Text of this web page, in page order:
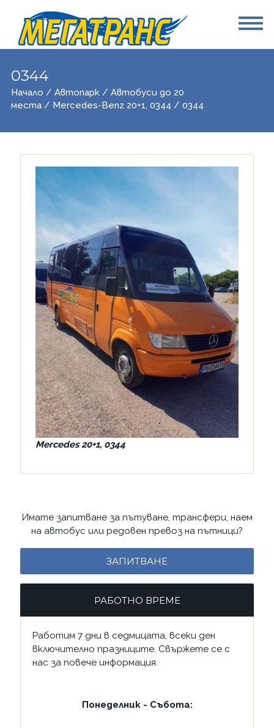
0344
Начало / Автопарк/ Автобуси до 20
места/ Mercedes-Benz 20+1, 0344 / 0344
Mercedes 20+1, 0344
Имате запитване за пътуване, трансфери, наем
на автобус или редовен превоз на пътници?
ЗАПИТВАНЕ
РАБОТНО ВРЕМЕ
Работим 7 дни в седмицата, всеки ден
включително празниците. Свържете се с
нас за повече информация.
Понеделник - Събота: